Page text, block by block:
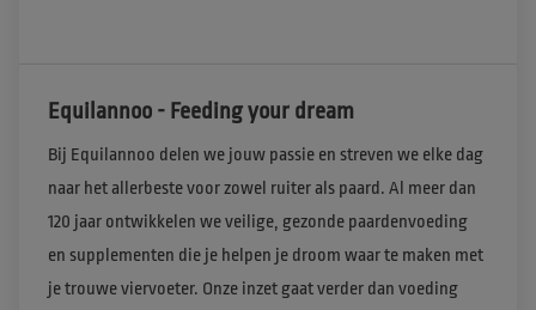
Equilannoo - Feeding your dream
Bij Equilannoo delen we jouw passie en streven we elke dag
naar het allerbeste voor zowel ruiter als paard. Al meer dan
120 jaar ontwikkelen we veilige, gezonde paardenvoeding
en supplementen die je helpen je droom waar te maken met
je trouwe viervoeter. Onze inzet gaat verder dan voeding